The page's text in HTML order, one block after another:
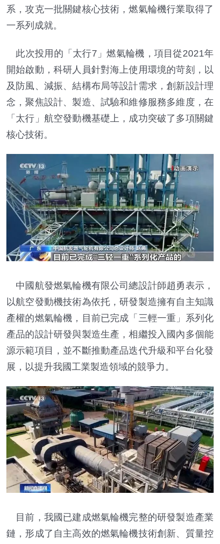
系，攻克一批關鍵核心技術，燃氣輪機行業取得了
一系列成就。
此次投用的「太行7」燃氣輪機，項目從2021年
開始啟動，科研人員針對海上使用環境的苛刻，以
及防風、減振、結構布局等設計需求，創新設計理
念，聚焦設計、製造、試驗和維修服務多維度，在
「太行」航空發動機基礎上，成功突破了多項關鍵
核心技術。
中國航發燃氣輪機有限公司總設計師趙勇表示，
以航空發動機技術為依托，研發製造擁有自主知識
產權的燃氣輪機，目前已完成「三輕一重」系列化
產品的設計研發與製造生產，相繼投入國內多個能
源示範項目，並不斷推動產品迭代升級和平台化發
展，以提升我國工業製造領域的競爭力。
目前，我國已建成燃氣輪機完整的研發製造產業
鏈，形成了自主高效的燃氣輪機技術創新、質量控